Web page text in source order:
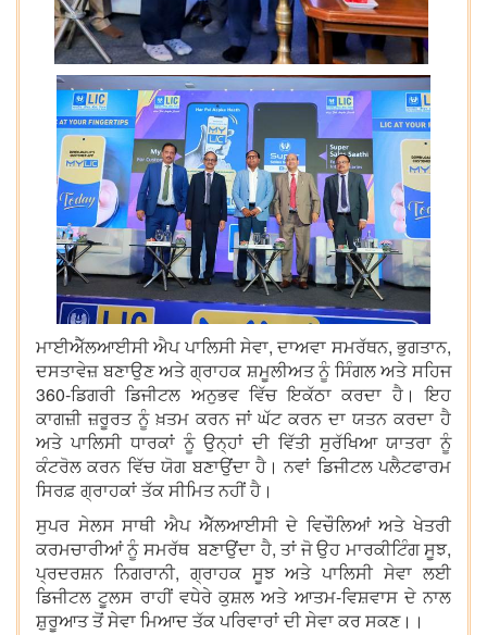
ਮਾਈਐੱਲਆਈਸੀ ਐਪ ਪਾਲਿਸੀ ਸੇਵਾ, ਦਾਅਵਾ ਸਮਰੱਥਨ, ਭੁਗਤਾਨ,
ਦਸਤਾਵੇਜ਼ ਬਣਾਉਣ ਅਤੇ ਗ੍ਰਾਹਕ ਸ਼ਮੂਲੀਅਤ ਨੂੰ ਸਿੰਗਲ ਅਤੇ ਸਹਿਜ
360-ਡਿਗਰੀ ਡਿਜੀਟਲ ਅਨੁਭਵ ਵਿੱਚ ਇਕੱਠਾ ਕਰਦਾ ਹੈ। ਇਹ
ਕਾਗਜ਼ੀ ਜ਼ਰੂਰਤ ਨੂੰ ਖ਼ਤਮ ਕਰਨ ਜਾਂ ਘੱਟ ਕਰਨ ਦਾ ਯਤਨ ਕਰਦਾ ਹੈ
ਅਤੇ ਪਾਲਿਸੀ ਧਾਰਕਾਂ ਨੂੰ ਉਨ੍ਹਾਂ ਦੀ ਵਿੱਤੀ ਸੁਰੱਖਿਆ ਯਾਤਰਾ ਨੂੰ
ਕੰਟਰੋਲ ਕਰਨ ਵਿੱਚ ਯੋਗ ਬਣਾਉਂਦਾ ਹੈ। ਨਵਾਂ ਡਿਜੀਟਲ ਪਲੈਟਫਾਰਮ
ਸਿਰਫ਼ ਗ੍ਰਾਹਕਾਂ ਤੱਕ ਸੀਮਿਤ ਨਹੀਂ ਹੈ।
ਸੁਪਰ ਸੇਲਸ ਸਾਥੀ ਐਪ ਐੱਲਆਈਸੀ ਦੇ ਵਿਚੌਲਿਆਂ ਅਤੇ ਖੇਤਰੀ
ਕਰਮਚਾਰੀਆਂ ਨੂੰ ਸਮਰੱਥ ਬਣਾਉਂਦਾ ਹੈ, ਤਾਂ ਜੋ ਉਹ ਮਾਰਕੀਟਿੰਗ ਸੂਝ,
ਪ੍ਰਦਰਸ਼ਨ ਨਿਗਰਾਨੀ, ਗ੍ਰਾਹਕ ਸੂਝ ਅਤੇ ਪਾਲਿਸੀ ਸੇਵਾ ਲਈ
ਡਿਜੀਟਲ ਟੂਲਸ ਰਾਹੀਂ ਵਧੇਰੇ ਕੁਸ਼ਲ ਅਤੇ ਆਤਮ-ਵਿਸ਼ਵਾਸ ਦੇ ਨਾਲ
ਸ਼ੁਰੂਆਤ ਤੋਂ ਸੇਵਾ ਮਿਆਦ ਤੱਕ ਪਰਿਵਾਰਾਂ ਦੀ ਸੇਵਾ ਕਰ ਸਕਣ।।